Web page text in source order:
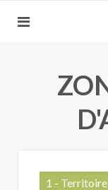
1 - Territoire